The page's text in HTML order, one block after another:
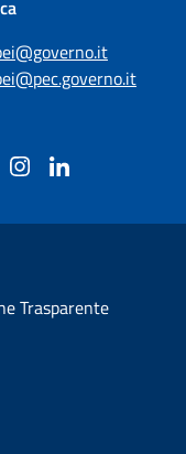
YouTubeInstagram
Utili
Trasparente